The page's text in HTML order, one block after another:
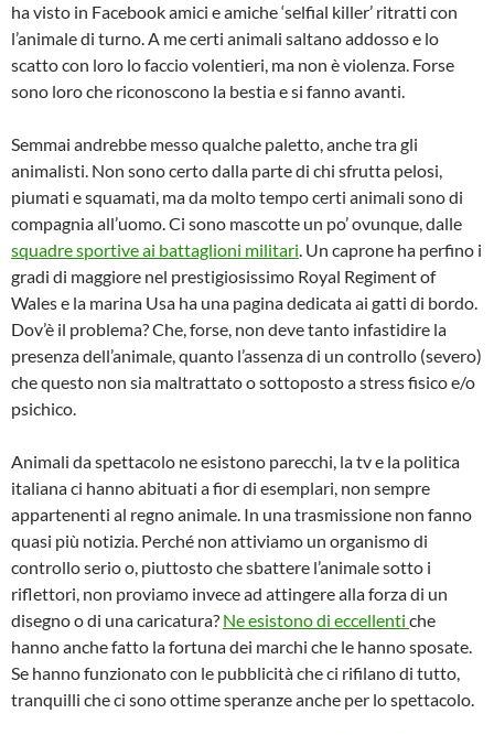
ha visto in Facebook amici e amiche ‘selfial killer’ ritratti con
l’animale di turno. A me certi animali saltano addosso e lo
scatto con loro lo faccio volentieri, ma non è violenza. Forse
sono loro che riconoscono la bestia e si fanno avanti.
Semmai andrebbe messo qualche paletto, anche tra gli
animalisti. Non sono certo dalla parte di chi sfrutta pelosi,
piumati e squamati, ma da molto tempo certi animali sono di
compagnia all’uomo. Ci sono mascotte un po’ ovunque, dalle
squadre sportive ai battaglioni militari. Un caprone ha perfino i
gradi di maggiore nel prestigiosissimo Royal Regiment of
Wales e la marina Usa ha una pagina dedicata ai gatti di bordo.
Dov’è il problema? Che, forse, non deve tanto infastidire la
presenza dell’animale, quanto l’assenza di un controllo (severo)
che questo non sia maltrattato o sottoposto a stress fisico e/o
psichico.
Animali da spettacolo ne esistono parecchi, la tv e la politica
italiana ci hanno abituati a fior di esemplari, non sempre
appartenenti al regno animale. In una trasmissione non fanno
quasi più notizia. Perché non attiviamo un organismo di
controllo serio o, piuttosto che sbattere l’animale sotto i
riflettori, non proviamo invece ad attingere alla forza di un
disegno o di una caricatura? Ne esistono di eccellenti che
hanno anche fatto la fortuna dei marchi che le hanno sposate.
Se hanno funzionato con le pubblicità che ci rifilano di tutto,
tranquilli che ci sono ottime speranze anche per lo spettacolo.